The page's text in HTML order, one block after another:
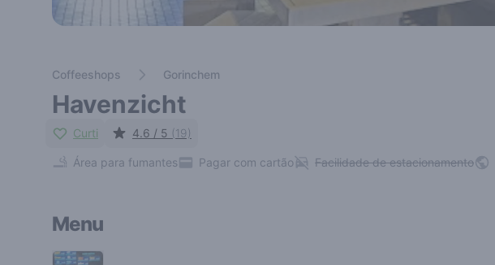
Coffeeshops Gorinchem
Havenzicht
Curti 4.6 / 5 (19)
Área para fumantes Pagar com cartão Facilidade de estacionamento
Menu